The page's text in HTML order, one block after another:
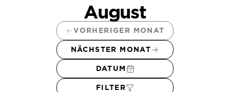
August
VORHERIGER MONAT
NÄCHSTER MONAT
DATUM
FILTER